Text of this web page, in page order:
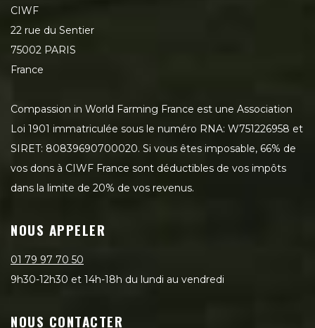
CIWF
22 rue du Sentier
75002 PARIS
France
Compassion in World Farming France est une Association
Loi 1901 immatriculée sous le numéro RNA: W751226958 et
SIRET: 80839690700020. Si vous êtes imposable, 66% de
vos dons à CIWF France sont déductibles de vos impôts
dans la limite de 20% de vos revenus.
NOUS APPELER
01 79 97 70 50
9h30-12h30 et 14h-18h du lundi au vendredi
NOUS CONTACTER